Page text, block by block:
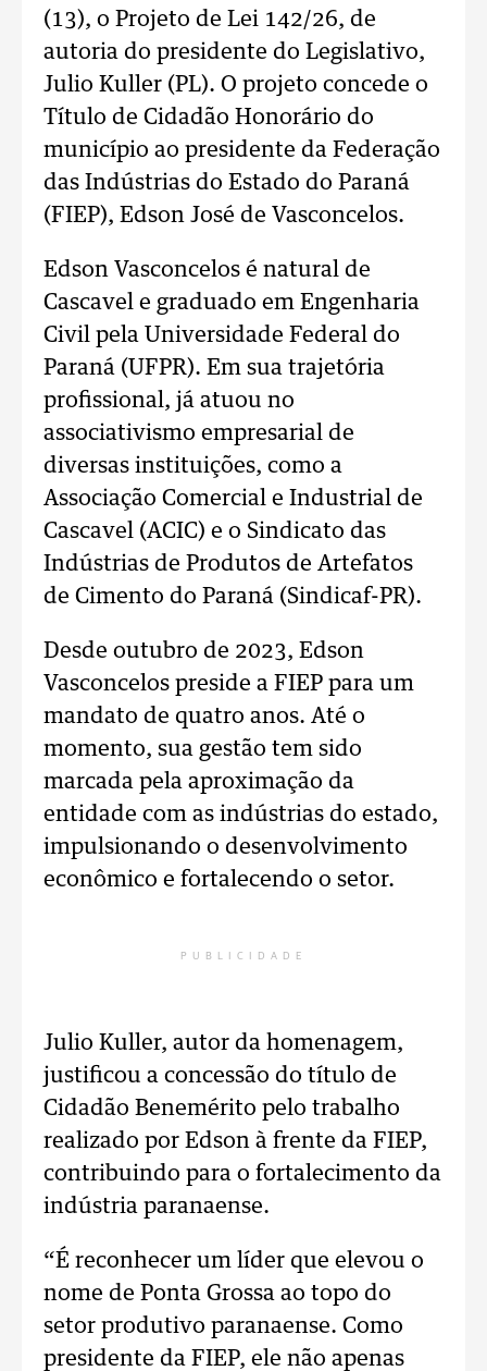
(13), o Projeto de Lei 142/26, de
autoria do presidente do Legislativo,
Julio Kuller (PL). O projeto concede o
Título de Cidadão Honorário do
município ao presidente da Federação
das Indústrias do Estado do Paraná
(FIEP), Edson José de Vasconcelos.
Edson Vasconcelos é natural de
Cascavel e graduado em Engenharia
Civil pela Universidade Federal do
Paraná (UFPR). Em sua trajetória
profissional, já atuou no
associativismo empresarial de
diversas instituições, como a
Associação Comercial e Industrial de
Cascavel (ACIC) e o Sindicato das
Indústrias de Produtos de Artefatos
de Cimento do Paraná (Sindicaf-PR).
Desde outubro de 2023, Edson
Vasconcelos preside a FIEP para um
mandato de quatro anos. Até o
momento, sua gestão tem sido
marcada pela aproximação da
entidade com as indústrias do estado,
impulsionando o desenvolvimento
econômico e fortalecendo o setor.
PUBLICIDADE
Julio Kuller, autor da homenagem,
justificou a concessão do título de
Cidadão Benemérito pelo trabalho
realizado por Edson à frente da FIEP,
contribuindo para o fortalecimento da
indústria paranaense.
“É reconhecer um líder que elevou o
nome de Ponta Grossa ao topo do
setor produtivo paranaense. Como
presidente da FIEP, ele não apenas